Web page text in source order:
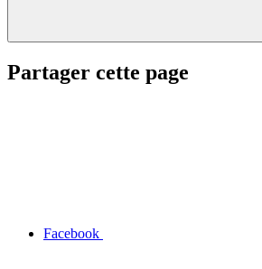
Partager cette page
Facebook